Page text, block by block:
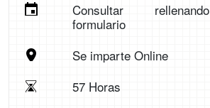
Consultar
formulario
Se imparte Online
57 Horas